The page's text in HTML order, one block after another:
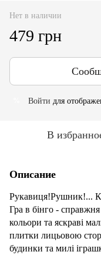
Нет в наличии
479 грн
Войти для
В
Описание
Рукавиця!Рушник!...
Гра в бінго -
кольори та яскраві
плитки лицьовою
будинки та милі